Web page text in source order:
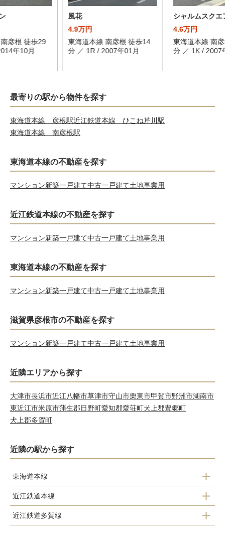
彦根 徒歩29
年10月
風花
4.9万円
東海道本線 南彦根 徒歩14
分 ／ 1R / 2007年01月
シャルムスクエ
4.6万円
東海道本線 南
分 ／ 1K / 2007
最寄りの駅から物件を探す
東海道本線 彦根駅近江鉄道本線 ひこね芹川駅
東海道本線 南彦根駅
東海道本線の不動産を探す
マンション新築一戸建て中古一戸建て土地事業用
近江鉄道本線の不動産を探す
マンション新築一戸建て中古一戸建て土地事業用
東海道本線の不動産を探す
マンション新築一戸建て中古一戸建て土地事業用
滋賀県彦根市の不動産を探す
マンション新築一戸建て中古一戸建て土地事業用
近隣エリアから探す
大津市長浜市近江八幡市草津市守山市栗東市甲賀市野洲市湖南市
東近江市米原市蒲生郡日野町愛知郡愛荘町犬上郡豊郷町
犬上郡多賀町
近隣の駅から探す
東海道本線
彦根駅
南彦根駅
近江鉄道本線
フジテック前駅
近江鉄道多賀線